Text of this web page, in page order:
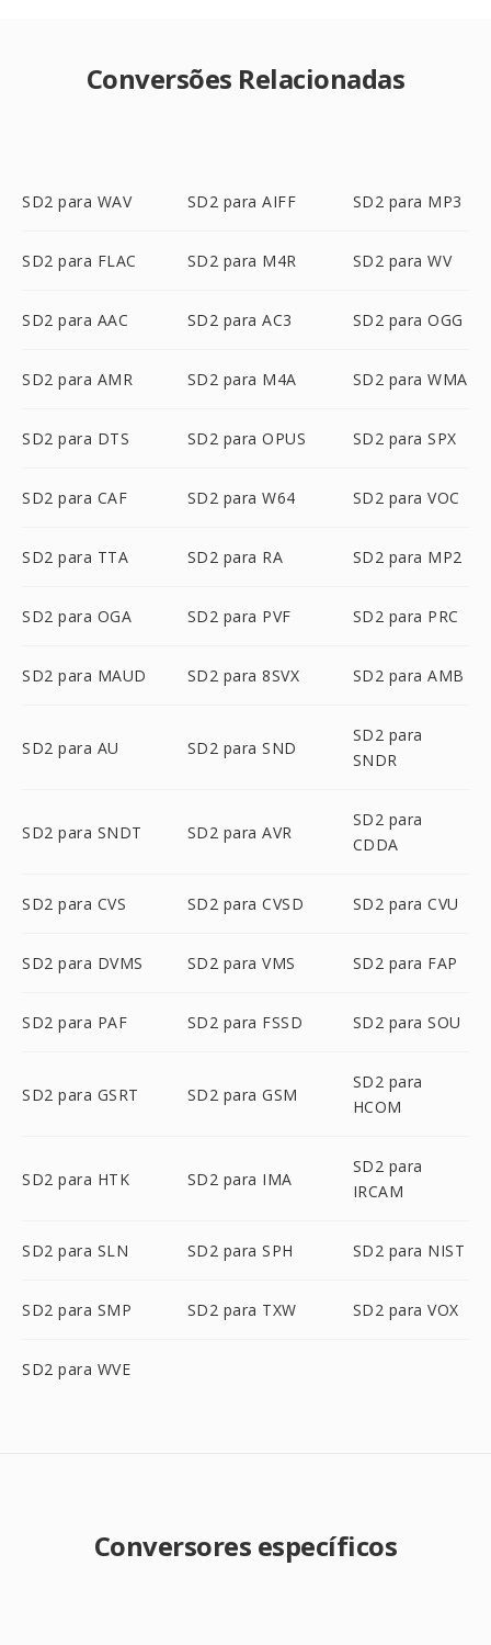
Conversões Relacionadas
SD2 para WAV SD2 para AIFF SD2 para MP3
SD2 para FLAC SD2 para M4R SD2 para WV
SD2 para AAC SD2 para AC3 SD2 para OGG
SD2 para AMR SD2 para M4A SD2 para WMA
SD2 para DTS SD2 para OPUS SD2 para SPX
SD2 para CAF SD2 para W64 SD2 para VOC
SD2 para TTA SD2 para RA SD2 para MP2
SD2 para OGA SD2 para PVF SD2 para PRC
SD2 para MAUD SD2 para 8SVX SD2 para AMB
SD2 para AU SD2 para SND
SD2 para
SNDR
SD2 para SNDT SD2 para AVR
SD2 para
CDDA
SD2 para CVS SD2 para CVSD SD2 para CVU
SD2 para DVMS SD2 para VMS SD2 para FAP
SD2 para PAF SD2 para FSSD SD2 para SOU
SD2 para GSRT SD2 para GSM
SD2 para
HCOM
SD2 para HTK SD2 para IMA
SD2 para
IRCAM
SD2 para SLN SD2 para SPH SD2 para NIST
SD2 para SMP SD2 para TXW SD2 para VOX
SD2 para WVE
Conversores específicos